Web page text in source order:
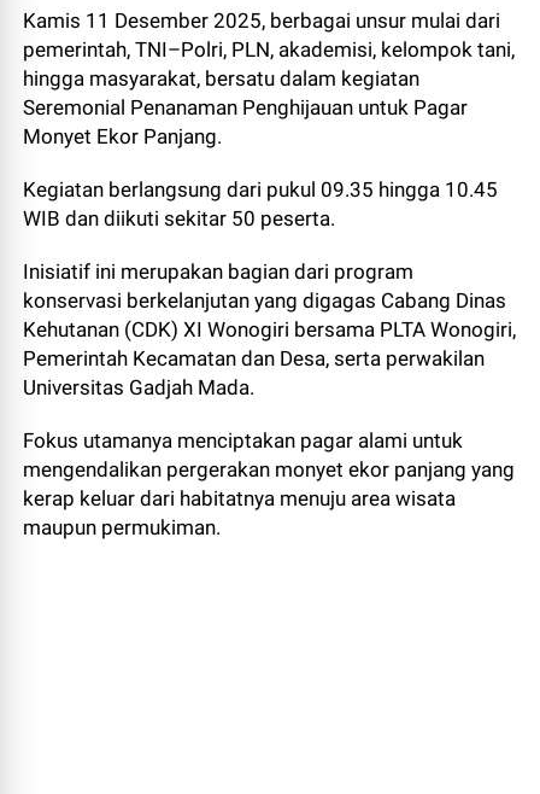
Kamis 11 Desember 2025, berbagai unsur mulai dari
pemerintah, TNI–Polri, PLN, akademisi, kelompok tani,
hingga masyarakat, bersatu dalam kegiatan
Seremonial Penanaman Penghijauan untuk Pagar
Monyet Ekor Panjang.
Kegiatan berlangsung dari pukul 09.35 hingga 10.45
WIB dan diikuti sekitar 50 peserta.
Inisiatif ini merupakan bagian dari program
konservasi berkelanjutan yang digagas Cabang Dinas
Kehutanan (CDK) XI Wonogiri bersama PLTA Wonogiri,
Pemerintah Kecamatan dan Desa, serta perwakilan
Universitas Gadjah Mada.
Fokus utamanya menciptakan pagar alami untuk
mengendalikan pergerakan monyet ekor panjang yang
kerap keluar dari habitatnya menuju area wisata
maupun permukiman.